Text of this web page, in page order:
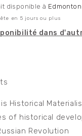
disponible à
en 5 jours ou plus
dans
Historical
of historical
Revolution